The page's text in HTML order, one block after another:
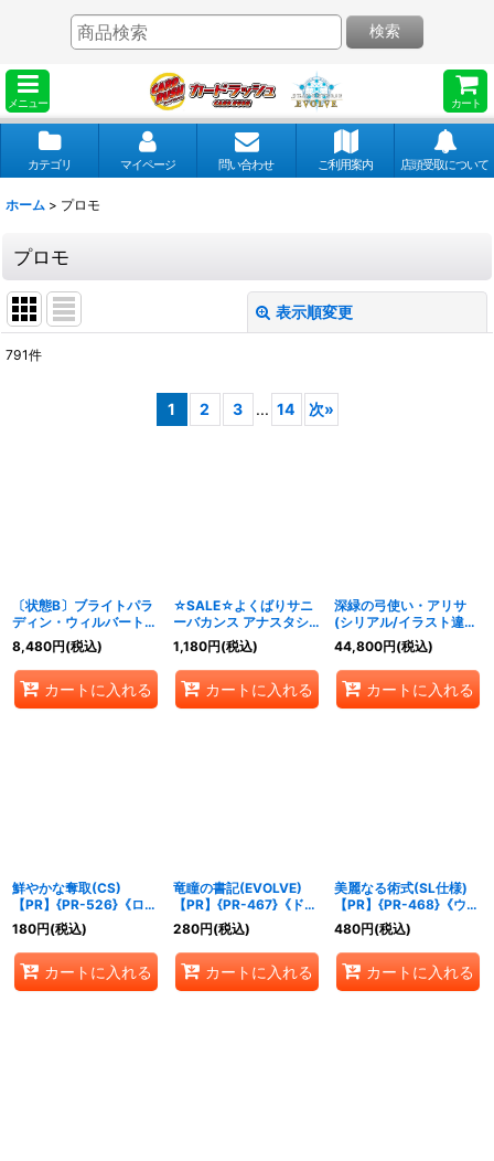
メニュー カート
検索
カテゴリ マイページ 問い合わせ ご利用案内 店頭受取について
ホーム > プロモ
プロモ
表示順変更
791件
1 2 3 ... 14 次»
〔状態B〕ブライトパラ
ディン・ウィルバート
(未開封)【SP】
{SCS01-008}《ビショ
ップ》
8,480円(税込)
カートに入れる
☆SALE☆よくばりサニ
ーバカンス アナスタシ
ア【PR】{PR-435}《エ
ルフ》
1,180円(税込)
カートに入れる
深緑の弓使い・アリサ
(シリアル/イラスト違
い)【PR】{PR-544}
《エルフ》
44,800円(税込)
カートに入れる
鮮やかな奪取(CS)
【PR】{PR-526}《ロイ
ヤル》
180円(税込)
カートに入れる
竜瞳の書記(EVOLVE)
【PR】{PR-467}《ドラ
ゴン》
280円(税込)
カートに入れる
美麗なる術式(SL仕様)
【PR】{PR-468}《ウィ
ッチ》
480円(税込)
カートに入れる